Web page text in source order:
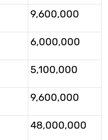
9,600,000
6,000,000
5,100,000
9,600,000
48,000,000